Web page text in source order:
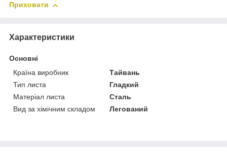
Приховати
Характеристики
Основні
Країна виробник
Тайвань
Тип листа
Гладкий
Матеріал листа
Сталь
Вид за хімічним складом
Легований